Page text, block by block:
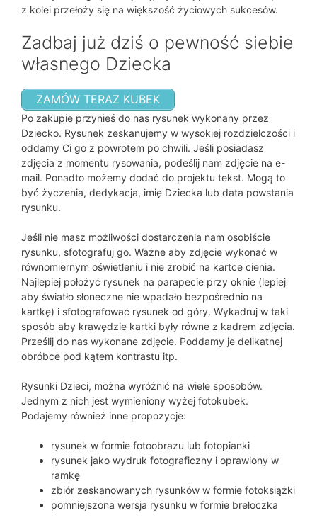
z kolei przełoży się na większość życiowych sukcesów.
Zadbaj już dziś o pewność siebie
własnego Dziecka
ZAMÓW TERAZ KUBEK
Po zakupie przynieś do nas rysunek wykonany przez
Dziecko. Rysunek zeskanujemy w wysokiej rozdzielczości i
oddamy Ci go z powrotem po chwili. Jeśli posiadasz
zdjęcia z momentu rysowania, podeślij nam zdjęcie na e-
mail. Ponadto możemy dodać do projektu tekst. Mogą to
być życzenia, dedykacja, imię Dziecka lub data powstania
rysunku.
Jeśli nie masz możliwości dostarczenia nam osobiście
rysunku, sfotografuj go. Ważne aby zdjęcie wykonać w
równomiernym oświetleniu i nie zrobić na kartce cienia.
Najlepiej położyć rysunek na parapecie przy oknie (lepiej
aby światło słoneczne nie wpadało bezpośrednio na
kartkę) i sfotografować rysunek od góry. Wykadruj w taki
sposób aby krawędzie kartki były równe z kadrem zdjęcia.
Prześlij do nas wykonane zdjęcie. Poddamy je delikatnej
obróbce pod kątem kontrastu itp.
Rysunki Dzieci, można wyróżnić na wiele sposobów.
Jednym z nich jest wymieniony wyżej fotokubek.
Podajemy również inne propozycje:
rysunek w formie fotoobrazu lub fotopianki
rysunek jako wydruk fotograficzny i oprawiony w
ramkę
zbiór zeskanowanych rysunków w formie fotoksiążki
pomniejszona wersja rysunku w formie breloczka